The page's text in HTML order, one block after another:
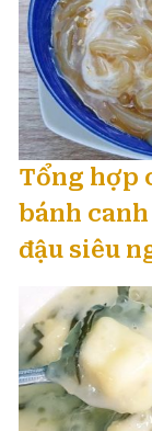
Tổng hợp
bánh
đậu siêu
08 / 2026